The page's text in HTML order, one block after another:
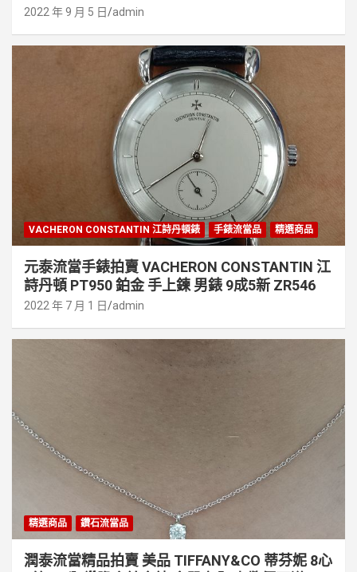
2022 年 9 月 5 日 admin
VACHERON CONSTANTIN 江詩丹頓錶 手錶流當品 精選商品
元泰流當手錶拍賣 VACHERON CONSTANTIN 江
詩丹頓 PT950 鉑金 手上鍊 男錶 9成5新 ZR546
2022 年 7 月 1 日 admin
精選商品 鑽石流當品
潤泰流當精品拍賣 美品 TIFFANY&CO 蒂芬妮 8心